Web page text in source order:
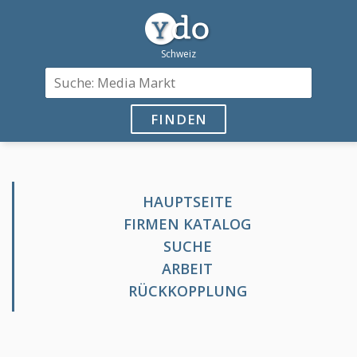
FINDEN
HAUPTSEITE
FIRMEN KATALOG
SUCHE
ARBEIT
RÜCKKOPPLUNG